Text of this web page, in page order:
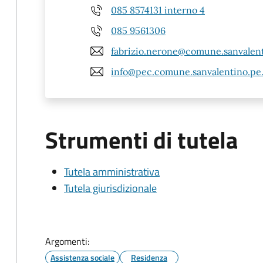
085 8574131 interno 4
085 9561306
Strumenti di tutela
Tutela amministrativa
Tutela giurisdizionale
Argomenti:
Assistenza sociale Residenza